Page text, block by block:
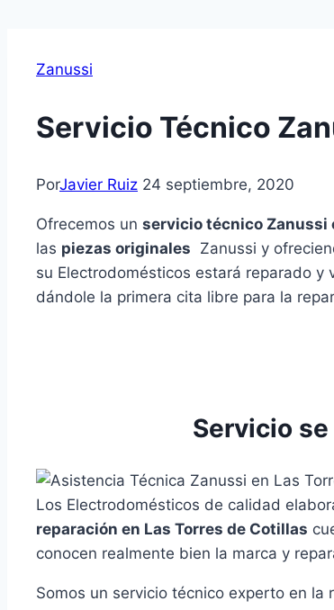
Zanussi
Servicio Técnico
PorJavier Ruiz 24 septiembre, 2020
Ofrecemos un servicio técnico Zanussi
las piezas originales Zanussi y
su Electrodomésticos estará reparado
dándole la primera cita libre para la
Servicio
Los Electrodomésticos de calidad
reparación en Las Torres de Cotillas
conocen realmente bien la marca y
Somos un servicio técnico experto en